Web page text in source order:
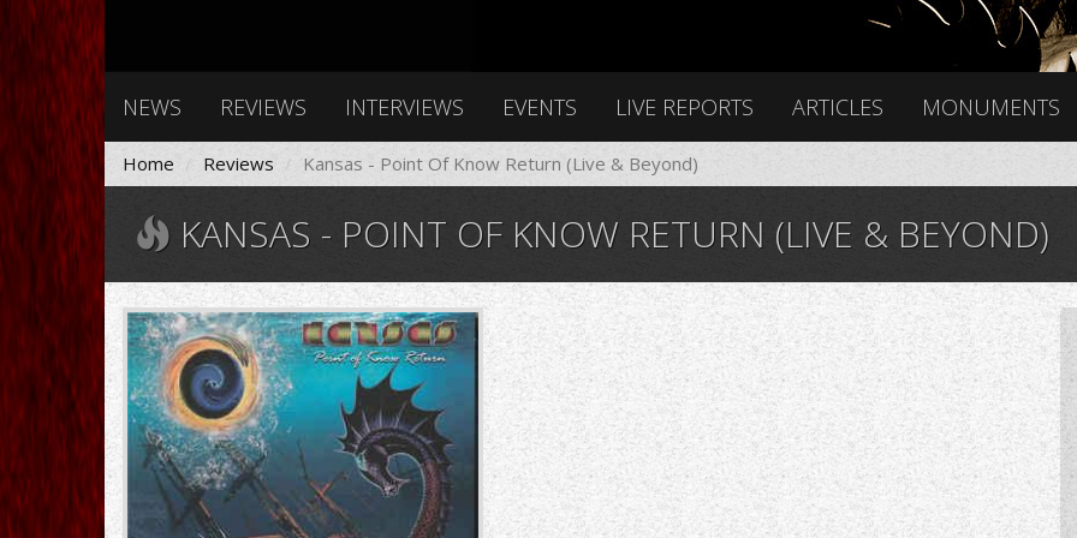
NEWS REVIEWS INTERVIEWS EVENTS LIVE REPORTS ARTICLES MONUMENTS
Home Reviews Kansas - Point Of Know Return (Live & Beyond)
KANSAS - POINT OF KNOW RETURN (LIVE & BEYOND)
R-
18931630-
1622291134-
8780.jpeg.jpg